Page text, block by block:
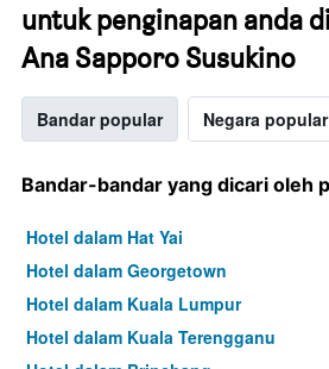
untuk penginapan anda
Ana Sapporo Susukino
Bandar popular Negara popular
Bandar-bandar yang dicari oleh
Hotel dalam Hat Yai
Hotel dalam Georgetown
Hotel dalam Kuala Lumpur
Hotel dalam Kuala Terengganu